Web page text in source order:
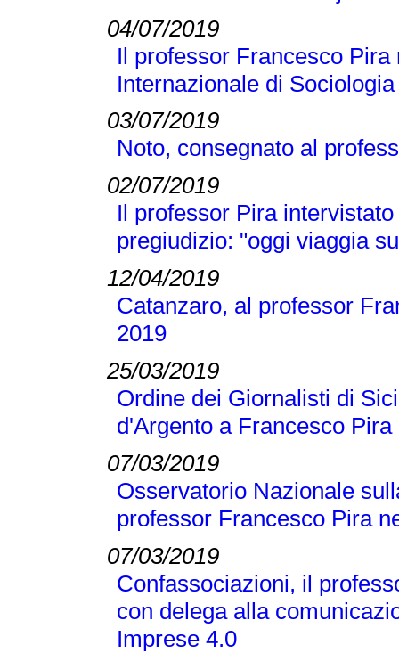
04/07/2019
Il professor Francesco
Internazionale di
03/07/2019
Noto, consegnato al
02/07/2019
Il professor Pira
pregiudizio: "oggi viaggia
12/04/2019
Catanzaro, al professor
2019
25/03/2019
Ordine dei Giornalisti di
d'Argento a Francesco Pira
07/03/2019
Osservatorio Nazionale
professor Francesco Pira
07/03/2019
Confassociazioni, il
con delega alla
Imprese 4.0